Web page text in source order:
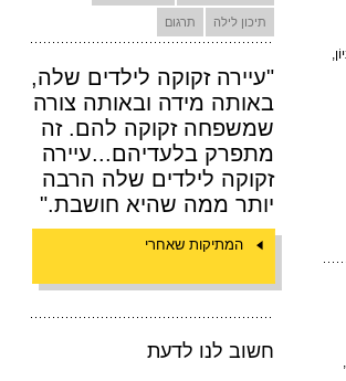
תיכון לילה תרגום
"עיירה זקוקה לילדים שלה,
באותה מידה ובאותה צורה
שמשפחה זקוקה להם. זה
מתפרק בלעדיהם...עיירה
זקוקה לילדים שלה הרבה
יותר ממה שהיא חושבת."
המתיקות שאחרי
חשוב לנו לדעת
מייד כשיצא לאור לראשונה ב-1967,